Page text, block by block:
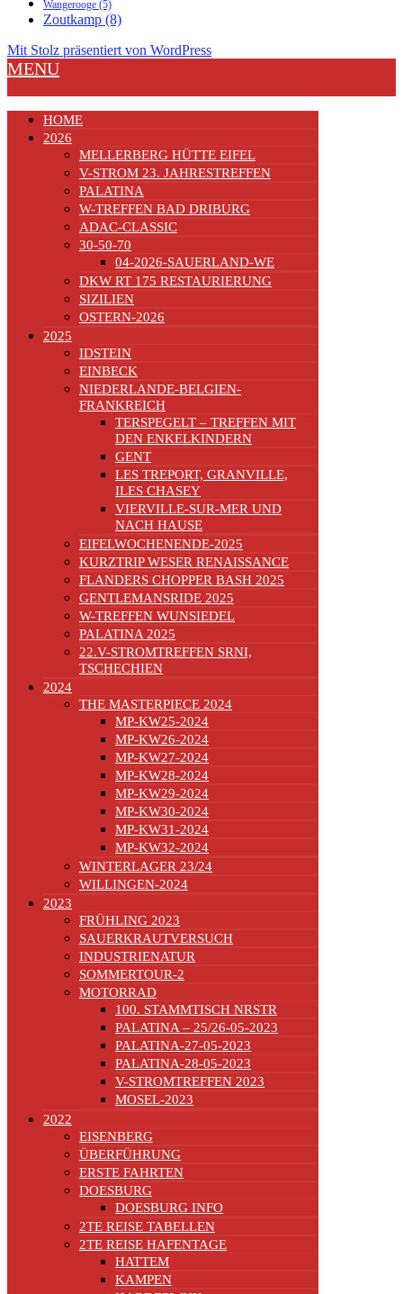
Wangerooge (5)
Zoutkamp (8)
Mit Stolz präsentiert von WordPress
MENU
HOME
2026
MELLERBERG HÜTTE EIFEL
V-STROM 23. JAHRESTREFFEN
PALATINA
W-TREFFEN BAD DRIBURG
ADAC-CLASSIC
30-50-70
04-2026-SAUERLAND-WE
DKW RT 175 RESTAURIERUNG
SIZILIEN
OSTERN-2026
2025
IDSTEIN
EINBECK
NIEDERLANDE-BELGIEN-
FRANKREICH
TERSPEGELT – TREFFEN MIT
DEN ENKELKINDERN
GENT
LES TREPORT, GRANVILLE,
ILES CHASEY
VIERVILLE-SUR-MER UND
NACH HAUSE
EIFELWOCHENENDE-2025
KURZTRIP WESER RENAISSANCE
FLANDERS CHOPPER BASH 2025
GENTLEMANSRIDE 2025
W-TREFFEN WUNSIEDEL
PALATINA 2025
22.V-STROMTREFFEN SRNI,
TSCHECHIEN
2024
THE MASTERPIECE 2024
MP-KW25-2024
MP-KW26-2024
MP-KW27-2024
MP-KW28-2024
MP-KW29-2024
MP-KW30-2024
MP-KW31-2024
MP-KW32-2024
WINTERLAGER 23/24
WILLINGEN-2024
2023
FRÜHLING 2023
SAUERKRAUTVERSUCH
INDUSTRIENATUR
SOMMERTOUR-2
MOTORRAD
100. STAMMTISCH NRSTR
PALATINA – 25/26-05-2023
PALATINA-27-05-2023
PALATINA-28-05-2023
V-STROMTREFFEN 2023
MOSEL-2023
2022
EISENBERG
ÜBERFÜHRUNG
ERSTE FAHRTEN
DOESBURG
DOESBURG INFO
2TE REISE TABELLEN
2TE REISE HAFENTAGE
HATTEM
KAMPEN